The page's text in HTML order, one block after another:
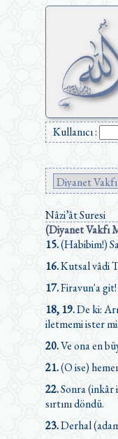
Kullanıcı :
Nâzi’ât Suresi
(Diyanet Vakfı
15.(Habibim!)
16.Kutsal vâdi
17.Firavun'a
18, 19.De ki:
iletmemi ister
20.Ve ona en
21.(O ise)
22.Sonra (inkâr
sırtını döndü.
23.Derhal